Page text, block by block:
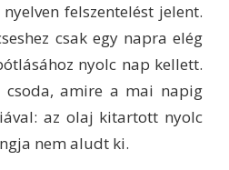
felszentelést jelent.
csak egy napra elég
nyolc nap kellett.
amire a mai napig
az olaj kitartott nyolc
nem aludt ki.